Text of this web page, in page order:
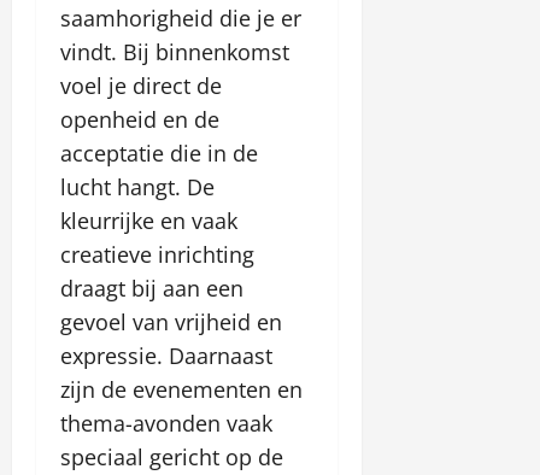
saamhorigheid die je er
vindt. Bij binnenkomst
voel je direct de
openheid en de
acceptatie die in de
lucht hangt. De
kleurrijke en vaak
creatieve inrichting
draagt bij aan een
gevoel van vrijheid en
expressie. Daarnaast
zijn de evenementen en
thema-avonden vaak
speciaal gericht op de